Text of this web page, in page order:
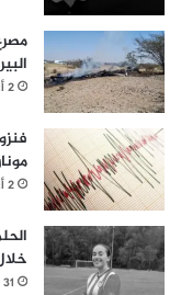
2 أغسطس، 2026
2 أغسطس، 2026
31 يوليو، 2026